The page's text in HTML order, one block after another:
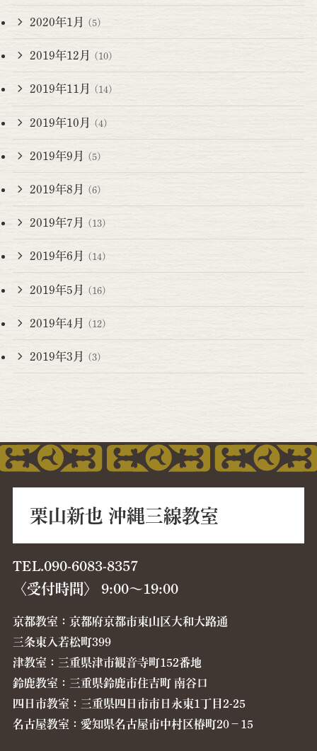
2020年1月 (5)
2019年12月 (10)
2019年11月 (14)
2019年10月 (4)
2019年9月 (5)
2019年8月 (6)
2019年7月 (13)
2019年6月 (14)
2019年5月 (16)
2019年4月 (12)
2019年3月 (3)
栗山新也 沖縄三線教室
TEL.090-6083-8357
〈受付時間〉 9:00〜19:00
京都教室：京都府京都市東山区大和大路通
三条東入若松町399
津教室：三重県津市観音寺町152番地
鈴鹿教室：三重県鈴鹿市住吉町 南谷口
四日市教室：三重県四日市市日永東1丁目2-25
名古屋教室：愛知県名古屋市中村区椿町20−15